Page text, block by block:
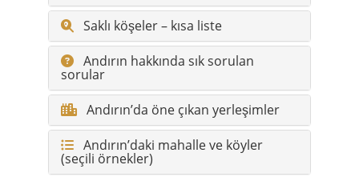
Saklı köşeler – kısa liste
Andırın hakkında sık sorulan
sorular
Andırın’da öne çıkan yerleşimler
Andırın’daki mahalle ve köyler
(seçili örnekler)